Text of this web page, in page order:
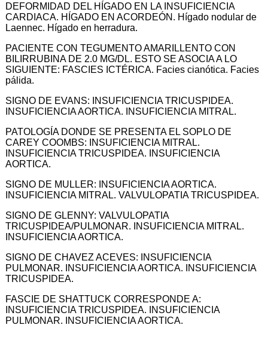
DEFORMIDAD DEL HÍGADO EN LA INSUFICIENCIA
CARDIACA. HÍGADO EN ACORDEÓN. Hígado nodular de
Laennec. Hígado en herradura.
PACIENTE CON TEGUMENTO AMARILLENTO CON
BILIRRUBINA DE 2.0 MG/DL. ESTO SE ASOCIA A LO
SIGUIENTE: FASCIES ICTÉRICA. Facies cianótica. Facies
pálida.
SIGNO DE EVANS: INSUFICIENCIA TRICUSPIDEA.
INSUFICIENCIA AORTICA. INSUFICIENCIA MITRAL.
PATOLOGÍA DONDE SE PRESENTA EL SOPLO DE
CAREY COOMBS: INSUFICIENCIA MITRAL.
INSUFICIENCIA TRICUSPIDEA. INSUFICIENCIA
AORTICA.
SIGNO DE MULLER: INSUFICIENCIA AORTICA.
INSUFICIENCIA MITRAL. VALVULOPATIA TRICUSPIDEA.
SIGNO DE GLENNY: VALVULOPATIA
TRICUSPIDEA/PULMONAR. INSUFICIENCIA MITRAL.
INSUFICIENCIA AORTICA.
SIGNO DE CHAVEZ ACEVES: INSUFICIENCIA
PULMONAR. INSUFICIENCIA AORTICA. INSUFICIENCIA
TRICUSPIDEA.
FASCIE DE SHATTUCK CORRESPONDE A:
INSUFICIENCIA TRICUSPIDEA. INSUFICIENCIA
PULMONAR. INSUFICIENCIA AORTICA.